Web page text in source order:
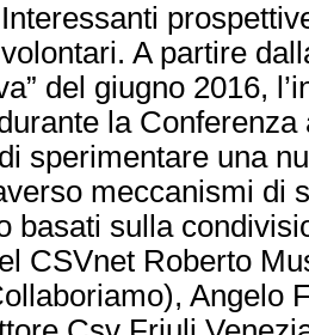
Interessanti
volontari. A partire
del giugno 2016,
la
sperimentare una
meccanismi di
basati sulla
CSVnet Roberto
Angelo